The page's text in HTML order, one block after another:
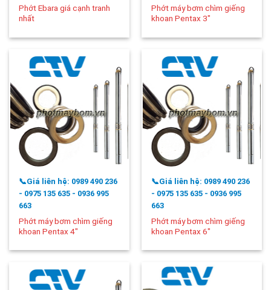
Phớt Ebara giá cạnh tranh
nhất
Phớt máy bơm chìm giếng
khoan Pentax 3″
📞Giá liên hệ: 0989 490 236
- 0975 135 635 - 0936 995
663
Phớt máy bơm chìm giếng
khoan Pentax 4″
📞Giá liên hệ: 0989 490 236
- 0975 135 635 - 0936 995
663
Phớt máy bơm chìm giếng
khoan Pentax 6″